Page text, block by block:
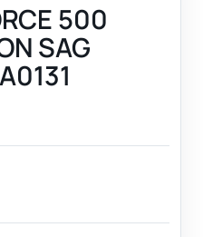
500
SAG